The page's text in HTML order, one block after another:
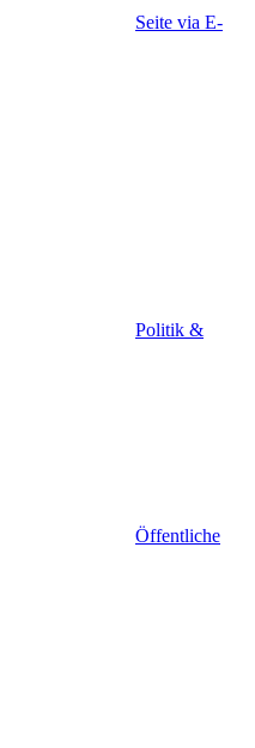
Seite via E-
Politik &
Öffentliche